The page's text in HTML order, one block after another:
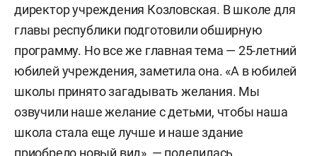
директор учреждения Козловская. В школе для
главы республики подготовили обширную
программу. Но все же главная тема — 25-летний
юбилей учреждения, заметила она. «А в юбилей
школы принято загадывать желания. Мы
озвучили наше желание с детьми, чтобы наша
школа стала еще лучше и наше здание
приобрело новый вид», — поделилась